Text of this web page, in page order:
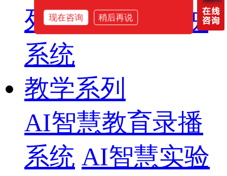
列 智慧影片放映
系统
教学系列
AI智慧教育录播
系统 AI智慧实验
现在咨询 稍后再说